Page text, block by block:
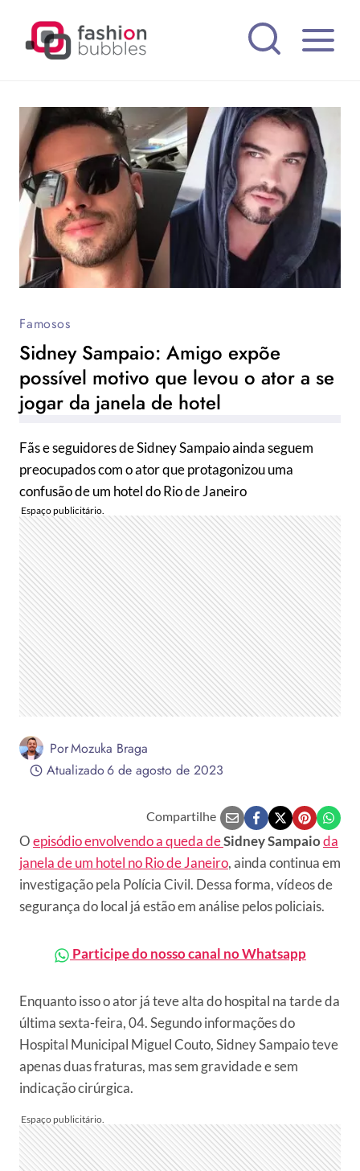
Famosos
Sidney Sampaio: Amigo expõe
possível motivo que levou o ator a se
jogar da janela de hotel
Fãs e seguidores de Sidney Sampaio ainda seguem
preocupados com o ator que protagonizou uma
confusão de um hotel do Rio de Janeiro
PorMozuka Braga
Atualizado6 de agosto de 2023
Compartilhe
Oepisódio envolvendo a queda deSidney Sampaioda
janela de um hotel no Rio de Janeiro, ainda continua em
investigação pela Polícia Civil. Dessa forma, vídeos de
segurança do local já estão em análise pelos policiais.
Participe do nosso canal no Whatsapp
Enquanto isso o ator já teve alta do hospital na tarde da
última sexta-feira, 04. Segundo informações do
Hospital Municipal Miguel Couto, Sidney Sampaio teve
apenas duas fraturas, mas sem gravidade e sem
indicação cirúrgica.